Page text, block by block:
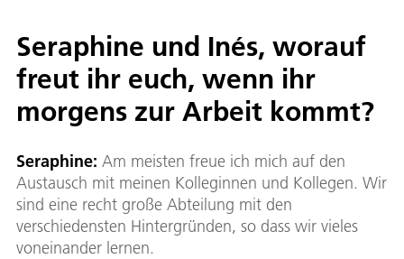
Seraphine und Inés, worauf
freut ihr euch, wenn ihr
morgens zur Arbeit kommt?
Seraphine: Am meisten freue ich mich auf den
Austausch mit meinen Kolleginnen und Kollegen. Wir
sind eine recht große Abteilung mit den
verschiedensten Hintergründen, so dass wir vieles
voneinander lernen.